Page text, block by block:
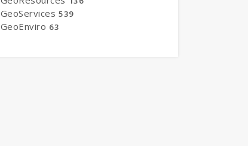
GeoServices 539
GeoEnviro 63